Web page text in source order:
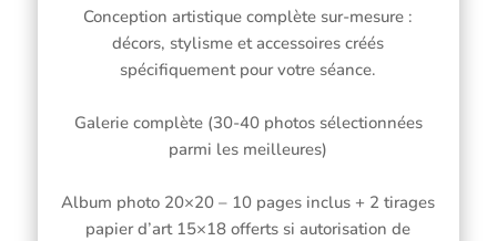
Conception artistique complète sur-mesure :
décors, stylisme et accessoires créés
spécifiquement pour votre séance.
Galerie complète (30-40 photos sélectionnées
parmi les meilleures)
Album photo 20×20 – 10 pages inclus + 2 tirages
papier d’art 15×18 offerts si autorisation de